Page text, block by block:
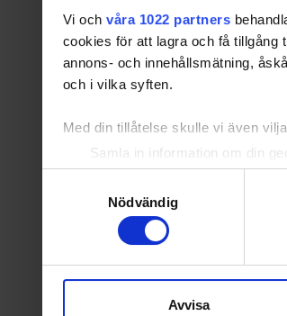
Vi och våra 1022 partners
cookies för att lagra och få tillgång
annons- och innehållsmätning,
och i vilka syften.
Med din tillåtelse skulle vi även
Samla in information om din
Identifiera din enhet genom
Ta reda på mer om hur dina
eller dra tillbaka ditt samtycke när
Vi använder enhetsidentifierare för
sociala medier och analysera vår
till de sociala medier och annons-
Nödvändig
Avvisa